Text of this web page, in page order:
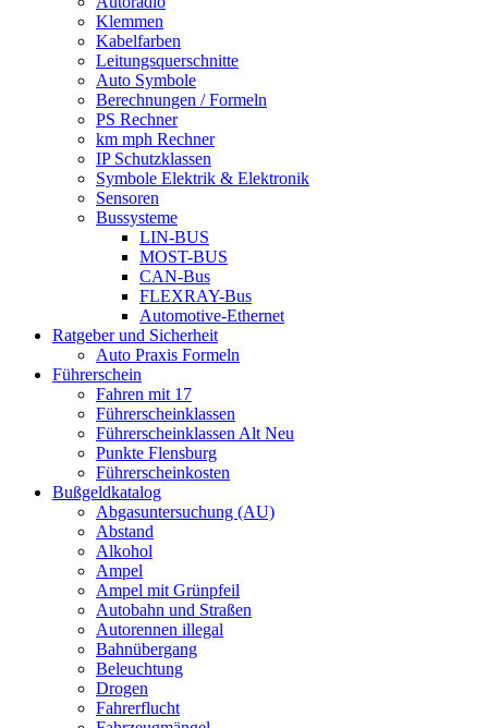
Klemmen
Kabelfarben
Leitungsquerschnitte
Auto Symbole
Berechnungen / Formeln
PS Rechner
km mph Rechner
IP Schutzklassen
Symbole Elektrik & Elektronik
Sensoren
Bussysteme
LIN-BUS
MOST-BUS
CAN-Bus
FLEXRAY-Bus
Automotive-Ethernet
Ratgeber und Sicherheit
Auto Praxis Formeln
Führerschein
Fahren mit 17
Führerscheinklassen
Führerscheinklassen Alt Neu
Punkte Flensburg
Führerscheinkosten
Bußgeldkatalog
Abgasuntersuchung (AU)
Abstand
Alkohol
Ampel
Ampel mit Grünpfeil
Autobahn und Straßen
Autorennen illegal
Bahnübergang
Beleuchtung
Drogen
Fahrerflucht